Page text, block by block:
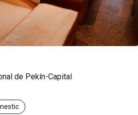
de Pekín-Capital